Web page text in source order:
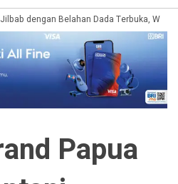
dengan Belahan Dada Terbuka,
Papua